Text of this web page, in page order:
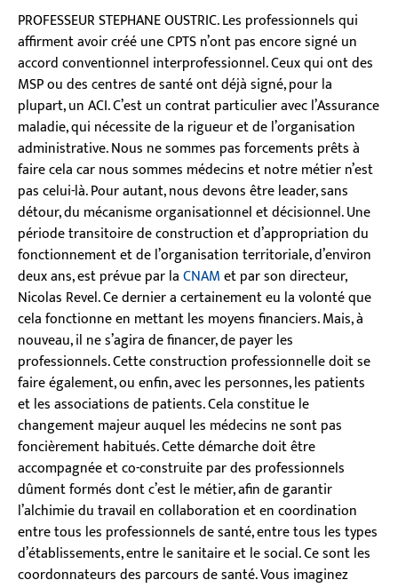
PROFESSEUR STEPHANE OUSTRIC. Les professionnels qui
affirment avoir créé une CPTS n’ont pas encore signé un
accord conventionnel interprofessionnel. Ceux qui ont des
MSP ou des centres de santé ont déjà signé, pour la
plupart, un ACI. C’est un contrat particulier avec l’Assurance
maladie, qui nécessite de la rigueur et de l’organisation
administrative. Nous ne sommes pas forcements prêts à
faire cela car nous sommes médecins et notre métier n’est
pas celui-là. Pour autant, nous devons être leader, sans
détour, du mécanisme organisationnel et décisionnel. Une
période transitoire de construction et d’appropriation du
fonctionnement et de l’organisation territoriale, d’environ
deux ans, est prévue par laCNAMet par son directeur,
Nicolas Revel. Ce dernier a certainement eu la volonté que
cela fonctionne en mettant les moyens financiers. Mais, à
nouveau, il ne s’agira de financer, de payer les
professionnels. Cette construction professionnelle doit se
faire également, ou enfin, avec les personnes, les patients
et les associations de patients. Cela constitue le
changement majeur auquel les médecins ne sont pas
foncièrement habitués. Cette démarche doit être
accompagnée et co-construite par des professionnels
dûment formés dont c’est le métier, afin de garantir
l’alchimie du travail en collaboration et en coordination
entre tous les professionnels de santé, entre tous les types
d’établissements, entre le sanitaire et le social. Ce sont les
coordonnateurs des parcours de santé. Vous imaginez